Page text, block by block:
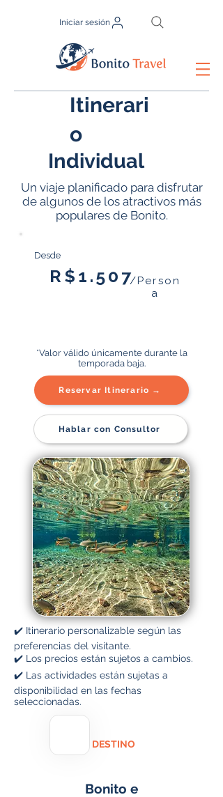
Iniciar sesión
Itinerari
o
Individual
Un viaje planificado para disfrutar
de algunos de los atractivos más
populares de Bonito.
Desde
R$1.507/Person
a
*Valor válido únicamente durante la
temporada baja.
Reservar Itinerario →
Hablar con Consultor
✔️ Itinerario personalizable según las
preferencias del visitante.
✔️ Los precios están sujetos a cambios.
✔️ Las actividades están sujetas a
disponibilidad en las fechas
seleccionadas.
DESTINO
Bonito e